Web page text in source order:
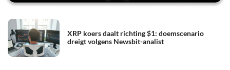
XRP koers daalt richting $1: doemscenario
dreigt volgens Newsbit-analist